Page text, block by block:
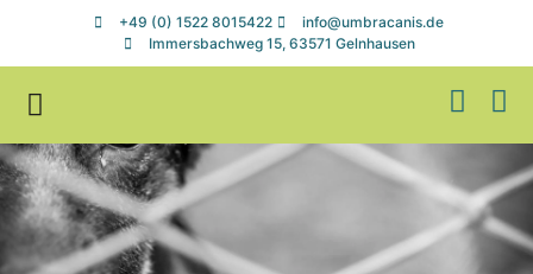
+49 (0) 1522 8015422
info@umbracanis.de
Immersbachweg 15, 63571 Gelnhausen